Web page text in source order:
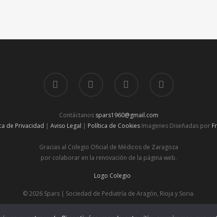
Contáctanos spars1960@gmail.com
de Privacidad | Aviso Legal | Política de Cookies Imagenes Diseñadas por
Gracias al Colegio Oficial de Médicos de Zaragoza
por colaborar en la renovación de la página web.
© 2026 Spars | Sociedad de Pediatría de Aragón, Rioja y Soria.